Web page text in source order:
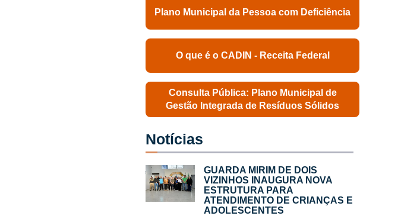
Plano Municipal da Pessoa com Deficiência
O que é o CADIN - Receita Federal
Consulta Pública: Plano Municipal de
Gestão Integrada de Resíduos Sólidos
Notícias
GUARDA MIRIM DE DOIS
VIZINHOS INAUGURA NOVA
ESTRUTURA PARA
ATENDIMENTO DE CRIANÇAS E
ADOLESCENTES